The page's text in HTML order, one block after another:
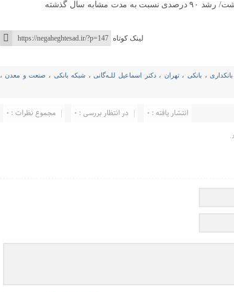
لینک کوتاه
بانکداری، بانکی،تهران ،دکتر اسماعیل للـه‌گانی، شبکه بانکی ، صنعت و معدن،
مجموع نظرات : 0 در انتظار بررسی : 0 انتشار یافته : ۰